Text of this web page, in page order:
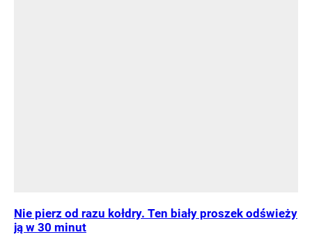
Nie pierz od razu kołdry. Ten biały proszek odświeży
ją w 30 minut